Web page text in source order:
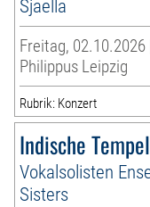
Sjaella
Freitag, 02.10.2026
Philippus Leipzig
Rubrik: Konzert
Indische
Vokalsolisten
Sisters